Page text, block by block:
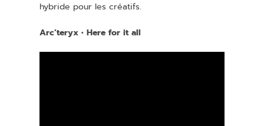
hybride pour lescréatifs.
Arc’teryx • Here for it all